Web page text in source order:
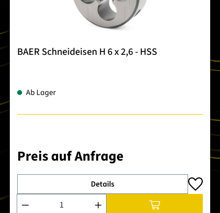
BAER Schneideisen H 6 x 2,6 - HSS
Ab Lager
Preis auf Anfrage
Details
Produkt Anzahl: Gib den gewünschten Wert ein oder